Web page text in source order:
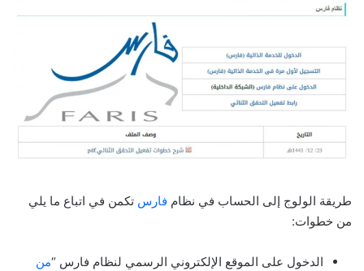
طريقة الولوج إلى الحساب في نظام فارس تكمن في اتباع ما يلي
من خطوات:
الدخول على الموقع الإلكتروني الرسمي لنظام فارس “من